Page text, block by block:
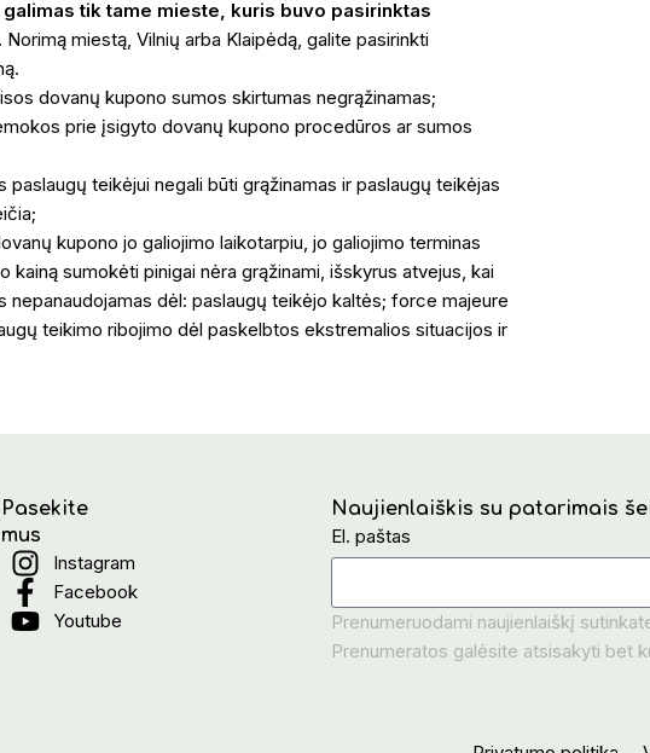
tik tame mieste, kuris buvo pasirinktas
Norimą miestą, Vilnių arba Klaipėdą, galite pasirinkti
dovanų kupono sumos skirtumas negrąžinamas;
prie įsigyto dovanų kupono procedūros ar sumos
paslaugų teikėjui negali būti grąžinamas ir paslaugų teikėjas
kupono jo galiojimo laikotarpiu, jo galiojimo terminas
kainą sumokėti pinigai nėra grąžinami, išskyrus atvejus, kai
nepanaudojamas dėl: paslaugų teikėjo kaltės; force majeure
teikimo ribojimo dėl paskelbtos ekstremalios situacijos ir
Pasekite
mus
Instagram
Facebook
Youtube
Naujienlaiškis su patarimais
El. paštas
Prenumeruodami naujienlaiškį
Prenumeratos galėsite atsisakyti bet